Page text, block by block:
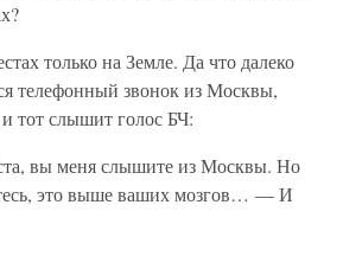
только на Земле. Да что далеко
телефонный звонок из Москвы,
тот слышит голос БЧ:
вы меня слышите из Москвы. Но
это выше ваших мозгов… — И